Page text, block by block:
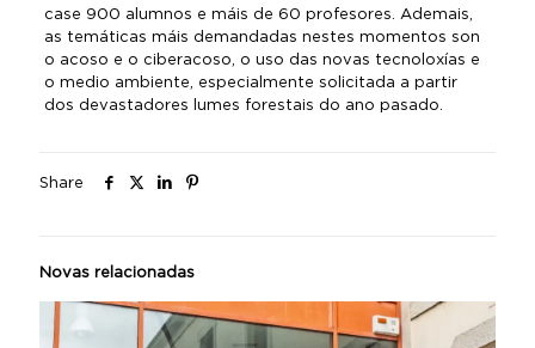
case 900 alumnos e máis de 60 profesores. Ademais,
as temáticas máis demandadas nestes momentos son
o acoso e o ciberacoso, o uso das novas tecnoloxías e
o medio ambiente, especialmente solicitada a partir
dos devastadores lumes forestais do ano pasado.
Share
Novas relacionadas